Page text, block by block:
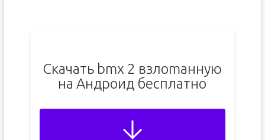
Скачать bmx 2 взлоmанную
на Андроид бесплатно